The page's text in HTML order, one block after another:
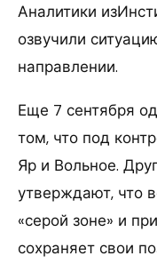
Аналитики
озвучили
направлении.
Еще 7 сентября
том, что под
Яр и Вольное.
утверждают, что
«серой зоне» и
сохраняет свои